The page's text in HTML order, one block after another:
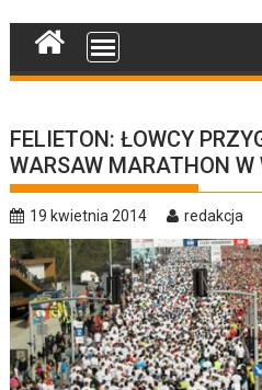
FELIETON: ŁOWCY
WARSAW MARATHON W
19 kwietnia 2014 redakcja